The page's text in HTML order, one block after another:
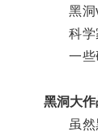
黑洞vp
科学家
一些研
黑洞大作
虽然黑